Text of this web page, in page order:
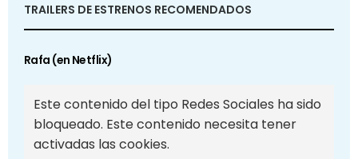
TRAILERS DE ESTRENOS RECOMENDADOS
Rafa (en Netflix)
Este contenido del tipo Redes Sociales ha sido
bloqueado. Este contenido necesita tener
activadas las cookies.